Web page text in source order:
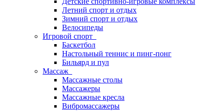
Летний спорт и отдых
Зимний спорт и отдых
Велосипеды
Игровой спорт
Баскетбол
Настольный теннис и пинг-понг
Бильярд и пул
Массаж
Массажные столы
Массажеры
Массажные кресла
Вибромассажеры